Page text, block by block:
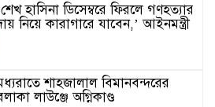
হাসিনা ডিসেম্বরে ফিরলে গণহত্যার
নিয়ে কারাগারে যাবেন,’ আইনমন্ত্রী
শাহজালাল বিমানবন্দরের
লাউঞ্জে অগ্নিকাণ্ড